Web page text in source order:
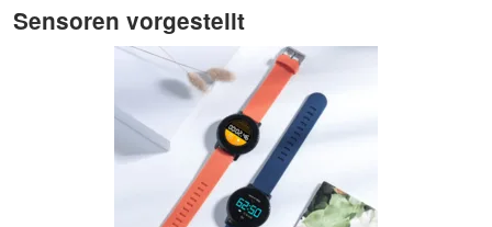
Sensoren vorgestellt